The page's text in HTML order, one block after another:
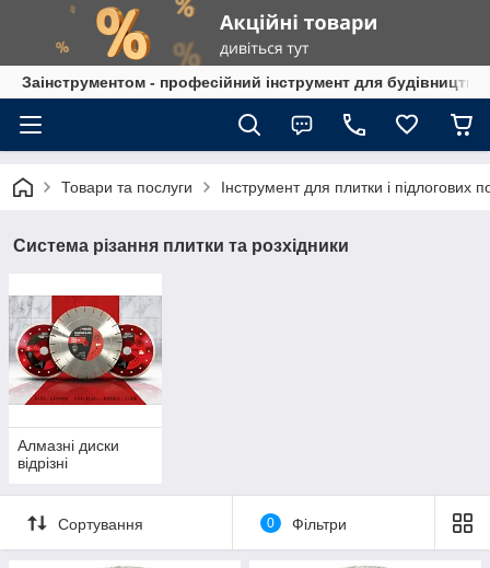
Заінструментом - професійний інструмент для
Товари та послуги Інструмент для плитки і підлогових
Система різання плитки та розхідники
Алмазні диски
відрізні
Сортування 0 Фільтри